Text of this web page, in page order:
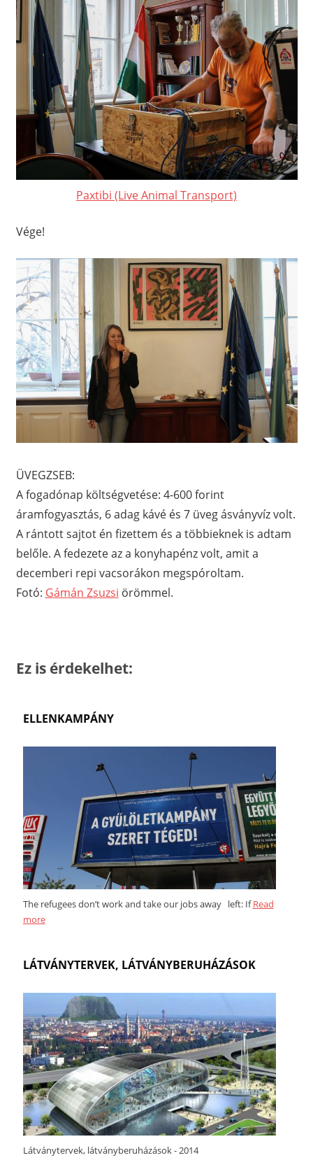
Paxtibi (Live Animal Transport)
Vége!
ÜVEGZSEB:
A fogadónap költségvetése: 4-600 forint
áramfogyasztás, 6 adag kávé és 7 üveg ásványvíz volt.
A rántott sajtot én fizettem és a többieknek is adtam
belőle. A fedezete az a konyhapénz volt, amit a
decemberi repi vacsorákon megspóroltam.
Fotó: Gámán Zsuzsi örömmel.
Ez is érdekelhet:
ELLENKAMPÁNY
The refugees don’t work and take our jobs away left: IfRead
more
LÁTVÁNYTERVEK, LÁTVÁNYBERUHÁZÁSOK
Látványtervek, látványberuházások - 2014